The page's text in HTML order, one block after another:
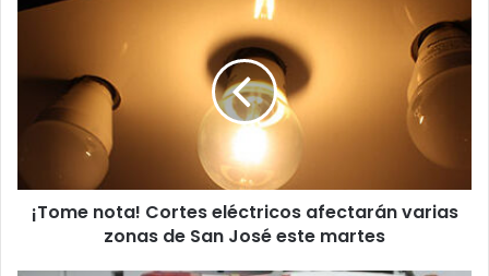
¡Tome
eléctricos
afectarán
varias
San
José
¡Tome nota! Cortes eléctricos afectarán varias
zonas de San José este martes